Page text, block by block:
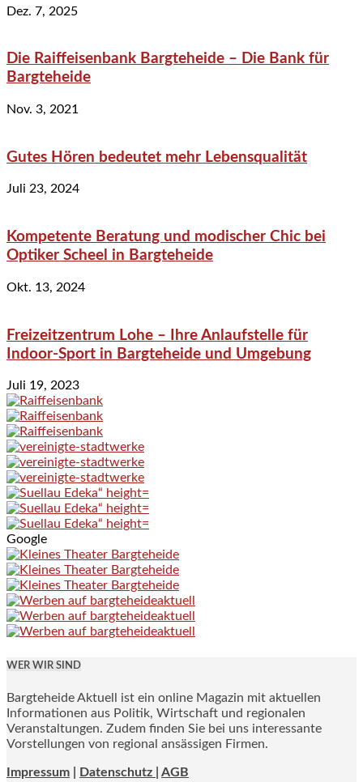
Dez. 7, 2025
Die Raiffeisenbank Bargteheide – Die Bank für
Bargteheide
Nov. 3, 2021
Gutes Hören bedeutet mehr Lebensqualität
Juli 23, 2024
Kompetente Beratung und modischer Chic bei
Optiker Scheel in Bargteheide
Okt. 13, 2024
Freizeitzentrum Lohe – Ihre Anlaufstelle für
Indoor-Sport in Bargteheide und Umgebung
Juli 19, 2023
Google
WER WIR SIND
Bargteheide Aktuell ist ein online Magazin mit aktuellen
Informationen aus Politik, Wirtschaft und regionalen
Veranstaltungen. Zudem finden Sie bei uns interessante
Vorstellungen von regional ansässigen Firmen.
Impressum Datenschutz | AGB